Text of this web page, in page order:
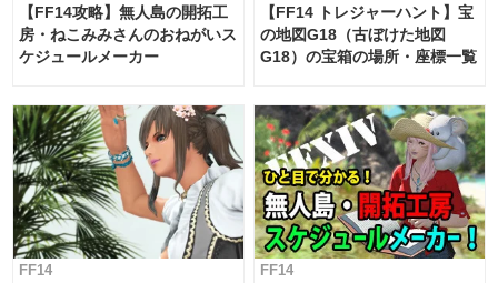
【FF14攻略】無人島の開拓工
房・ねこみみさんのおねがいス
ケジュールメーカー
【FF14 トレジャーハント】宝
の地図G18（古ぼけた地図
G18）の宝箱の場所・座標一覧
FF14 FF14